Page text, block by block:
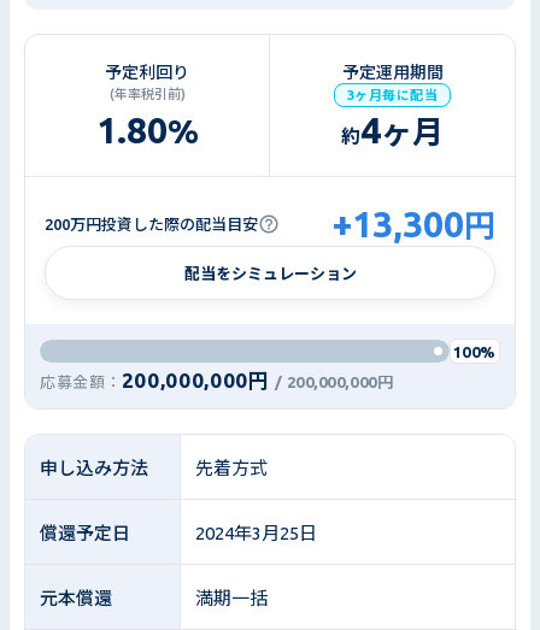
予定利回り
(年率税引前)
1.80%
予定運用期間
3ヶ月毎に配当
約4ヶ月
200万円投資した際の配当目安 +13,300 円
配当をシミュレーション
100%
応募金額： 200,000,000円 / 200,000,000円
申し込み方法 先着方式
償還予定日 2024年3月25日
元本償還 満期一括